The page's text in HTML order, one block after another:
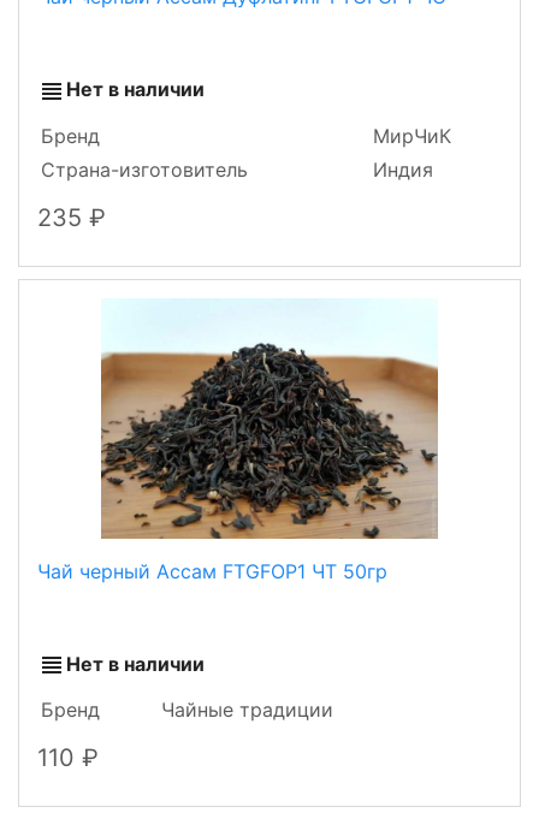
Нет в наличии
Бренд
МирЧиК
Страна-изготовитель
Индия
235
Чай черный Ассам FTGFOP1 ЧТ 50гр
Нет в наличии
Бренд
Чайные традиции
110